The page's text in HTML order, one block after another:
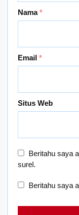
Nama*
Email *
Situs Web
Beritahu saya
surel.
Beritahu saya